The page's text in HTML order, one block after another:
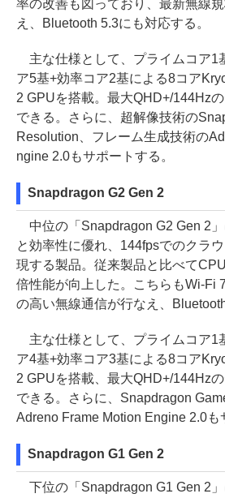
率の改善も図っており、最新無線
え、Bluetooth 5.3にも対応する。
主な仕様として、プライムコア1
ア5基+効率コア2基による8コア
2 GPUを搭載。最大QHD+/144Hz
できる。さらに、超解像技術の
Resolution、フレーム生成技術の
ngine 2.0もサポートする。
Snapdragon G2 Gen 2
中位の「Snapdragon G2 Gen 2
と効率性に優れ、144fpsでのクラ
現する製品。従来製品と比べて
倍性能が向上した。こちらもWi-Fi
の高い無線通信が行なえ、
主な仕様として、プライムコア1
ア4基+効率コア3基による8コア
2 GPUを搭載、最大QHD+/144Hz
できる。さらに、Snapdragon
Adreno Frame Motion Engine 2.0も
Snapdragon G1 Gen 2
下位の「Snapdragon G1 Gen 2